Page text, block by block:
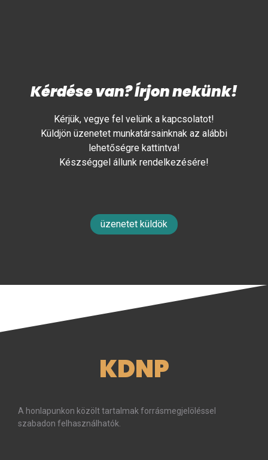
Kérdése van? Írjon nekünk!
Kérjük, vegye fel velünk a kapcsolatot!
Küldjön üzenetet munkatársainknak az alábbi
lehetőségre kattintva!
Készséggel állunk rendelkezésére!
üzenetet küldök
KDNP
A honlapunkon közölt tartalmak forrásmegjelöléssel
szabadon felhasználhatók.